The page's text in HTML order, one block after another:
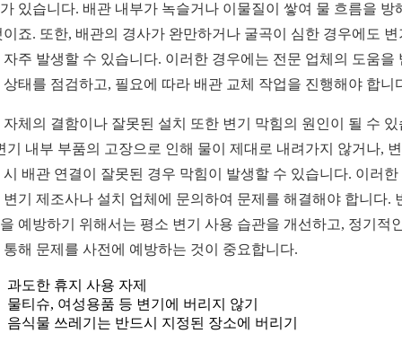
있습니다. 배관 내부가 녹슬거나 이물질이 쌓여 물 흐름을 방
이죠. 또한, 배관의 경사가 완만하거나 굴곡이 심한 경우에도 변
자주 발생할 수 있습니다. 이러한 경우에는 전문 업체의 도움을
상태를 점검하고, 필요에 따라 배관 교체 작업을 진행해야 합니
자체의 결함이나 잘못된 설치 또한 변기 막힘의 원인이 될 수 있
기 내부 부품의 고장으로 인해 물이 제대로 내려가지 않거나,
시 배관 연결이 잘못된 경우 막힘이 발생할 수 있습니다. 이러한
변기 제조사나 설치 업체에 문의하여 문제를 해결해야 합니다.
예방하기 위해서는 평소 변기 사용 습관을 개선하고, 정기적
통해 문제를 사전에 예방하는 것이 중요합니다.
과도한 휴지 사용 자제
물티슈, 여성용품 등 변기에 버리지 않기
음식물 쓰레기는 반드시 지정된 장소에 버리기